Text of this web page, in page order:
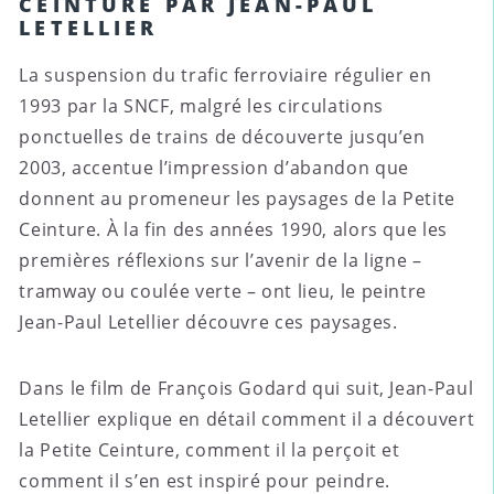
LETELLIER
La suspension du trafic ferroviaire régulier en
1993 par la SNCF, malgré les circulations
ponctuelles de trains de découverte jusqu’en
2003, accentue l’impression d’abandon que
donnent au promeneur les paysages de la Petite
Ceinture. À la fin des années 1990, alors que les
premières réflexions sur l’avenir de la ligne –
tramway ou coulée verte – ont lieu, le peintre
Jean-Paul Letellier découvre ces paysages.
Dans le film de François Godard qui suit, Jean-Paul
Letellier explique en détail comment il a découvert
la Petite Ceinture, comment il la perçoit et
comment il s’en est inspiré pour peindre.